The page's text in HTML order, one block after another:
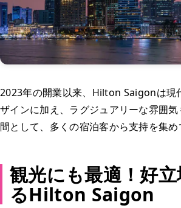
2023年の開業以来、Hilton Saigonは現
ザインに加え、ラグジュアリーな雰囲
間として、多くの宿泊客から支持を集め
観光にも最適！好
るHilton Saigon